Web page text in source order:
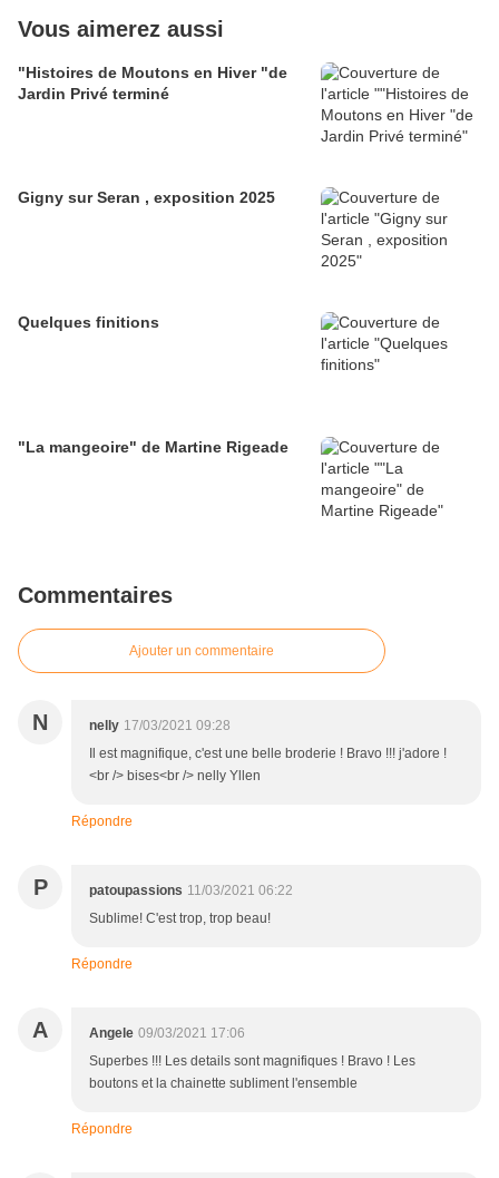
Vous aimerez aussi
"Histoires de Moutons en Hiver "de
Jardin Privé terminé
Gigny sur Seran , exposition 2025
Quelques finitions
"La mangeoire" de Martine Rigeade
Commentaires
Ajouter un commentaire
N nelly 17/03/2021 09:28
Il est magnifique, c'est une belle broderie ! Bravo !!! j'adore !
<br /> bises<br /> nelly Yllen
Répondre
P patoupassions 11/03/2021 06:22
Sublime! C'est trop, trop beau!
Répondre
A Angele 09/03/2021 17:06
Superbes !!! Les details sont magnifiques ! Bravo ! Les
boutons et la chainette subliment l'ensemble
Répondre